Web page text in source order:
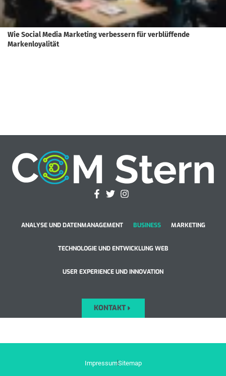
Wie Social Media Marketing verbessern für verblüffende
Markenloyalität
ANALYSE UND DATENMANAGEMENT BUSINESS MARKETING
TECHNOLOGIE UND ENTWICKLUNG WEB
USER EXPERIENCE UND INNOVATION
KONTAKT
ImpressumSitemap